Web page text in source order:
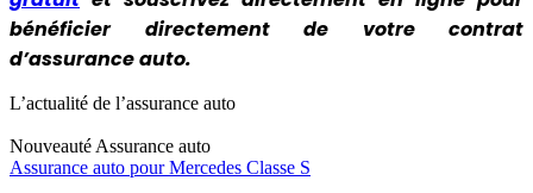
bénéficier directement de votre contrat
d’assurance auto.
L’actualité de l’assurance auto
Nouveauté Assurance auto
Assurance auto pour Mercedes Classe S